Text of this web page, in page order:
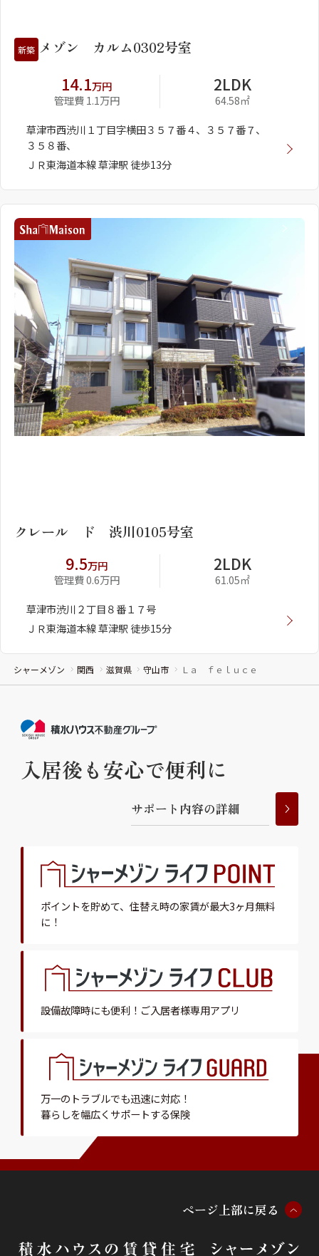
新築 メゾン カルム0302号室
14.1万円
管理費 1.1万円
2LDK
64.58㎡
草津市西渋川１丁目字横田３５７番４、３５７番７、
３５８番、
ＪＲ東海道本線 草津駅 徒歩13分
クレール ド 渋川0105号室
9.5万円
管理費 0.6万円
2LDK
61.05㎡
草津市渋川２丁目８番１７号
ＪＲ東海道本線 草津駅 徒歩15分
シャーメゾン 関西 滋賀県 守山市 Ｌａ ｆｅｌｕｃｅ
入居後も安心で便利に
サポー ト 内容の詳細
ポイントを貯めて、 住替え時の家賃が最大3ヶ月無料
に！
設備故障時にも便利！ ご入居者様専用アプリ
万一のトラブルでも迅速に対応！
暮らしを幅広くサポートする保険
ページ 上部に戻る